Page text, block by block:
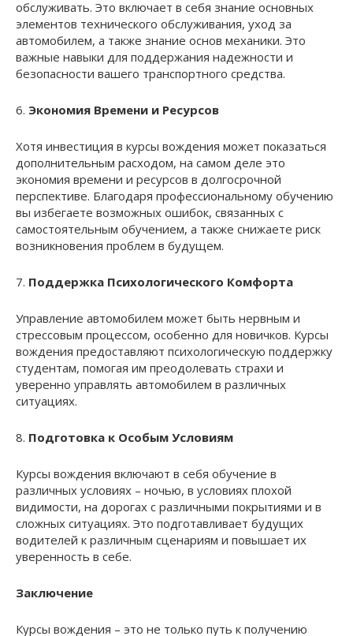
обслуживать. Это включает в себя знание основных
элементов технического обслуживания, уход за
автомобилем, а также знание основ механики. Это
важные навыки для поддержания надежности и
безопасности вашего транспортного средства.
6. Экономия Времени и Ресурсов
Хотя инвестиция в курсы вождения может показаться
дополнительным расходом, на самом деле это
экономия времени и ресурсов в долгосрочной
перспективе. Благодаря профессиональному обучению
вы избегаете возможных ошибок, связанных с
самостоятельным обучением, а также снижаете риск
возникновения проблем в будущем.
7. Поддержка Психологического Комфорта
Управление автомобилем может быть нервным и
стрессовым процессом, особенно для новичков. Курсы
вождения предоставляют психологическую поддержку
студентам, помогая им преодолевать страхи и
уверенно управлять автомобилем в различных
ситуациях.
8. Подготовка к Особым Условиям
Курсы вождения включают в себя обучение в
различных условиях – ночью, в условиях плохой
видимости, на дорогах с различными покрытиями и в
сложных ситуациях. Это подготавливает будущих
водителей к различным сценариям и повышает их
уверенность в себе.
Заключение
Курсы вождения – это не только путь к получению